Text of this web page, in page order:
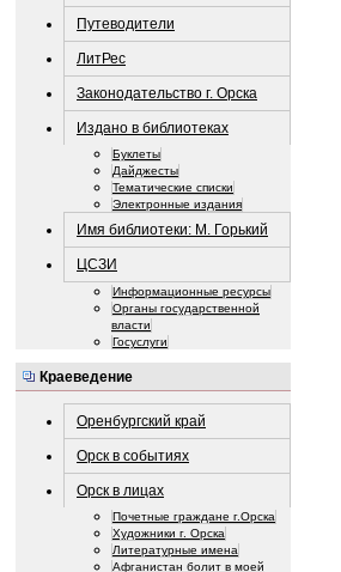
Путеводители
ЛитРес
Законодательство г. Орска
Издано в библиотеках
Буклеты
Дайджесты
Тематические списки
Электронные издания
Имя библиотеки: М. Горький
ЦСЗИ
Информационные ресурсы
Органы государственной
власти
Госуслуги
Краеведение
Оренбургский край
Орск в событиях
Орск в лицах
Почетные граждане г.Орска
Художники г. Орска
Литературные имена
Афганистан болит в моей